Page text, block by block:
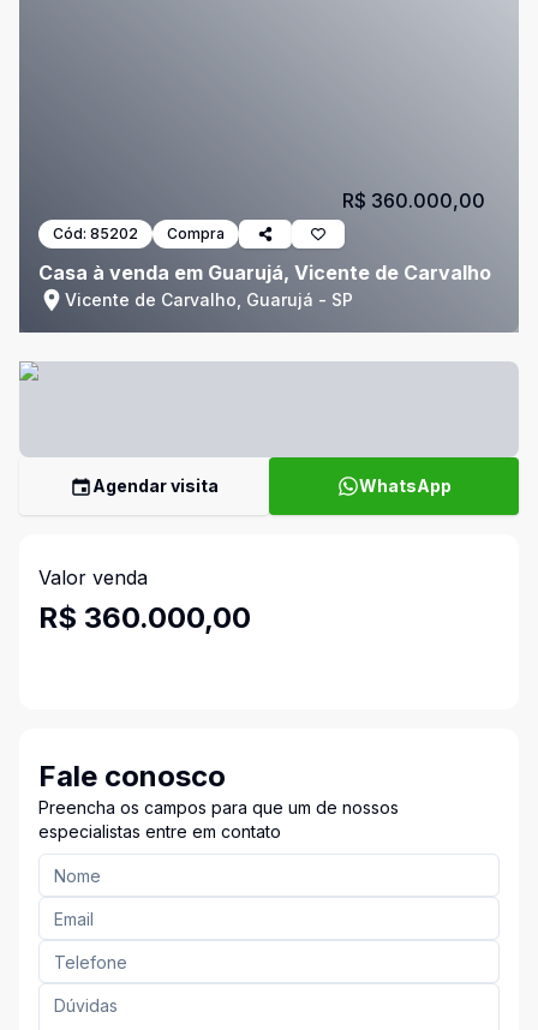
Cód: 85202 Compra
Casa à venda em Guarujá, Vicente de Carvalho
Vicente de Carvalho, Guarujá - SP
R$ 360.000,00
Agendar visita WhatsApp
Valor venda
R$ 360.000,00
Fale conosco
Preencha os campos para que um de nossos
especialistas entre em contato